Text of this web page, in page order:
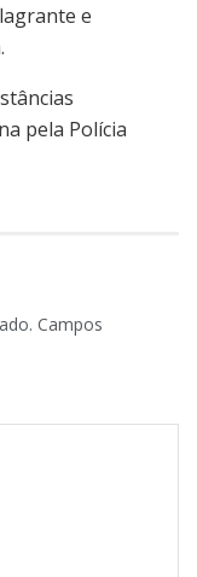
e
pela Polícia
Campos